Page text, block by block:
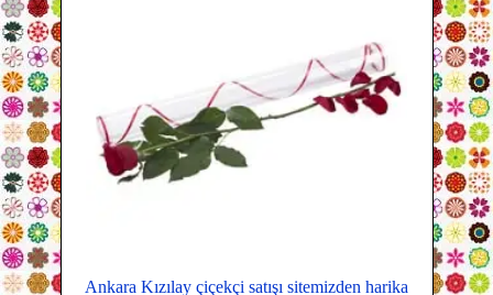
Ankara Kızılay çiçekçi satışı sitemizden harika